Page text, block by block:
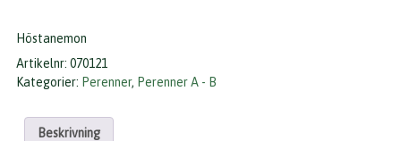
Höstanemon
Artikelnr: 070121
Kategorier: Perenner, Perenner A - B
Beskrivning